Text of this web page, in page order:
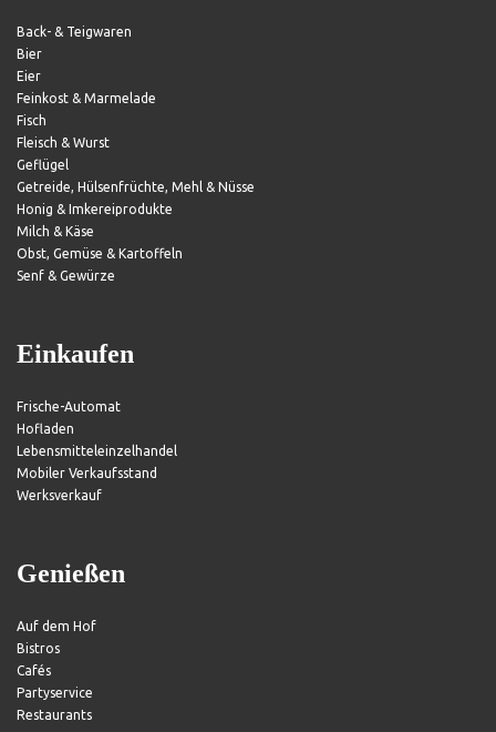
Back- & Teigwaren
Bier
Eier
Feinkost & Marmelade
Fisch
Fleisch & Wurst
Geflügel
Getreide, Hülsenfrüchte, Mehl & Nüsse
Honig & Imkereiprodukte
Milch & Käse
Obst, Gemüse & Kartoffeln
Senf & Gewürze
Einkaufen
Frische-Automat
Hofladen
Lebensmitteleinzelhandel
Mobiler Verkaufsstand
Werksverkauf
Genießen
Auf dem Hof
Bistros
Cafés
Partyservice
Restaurants